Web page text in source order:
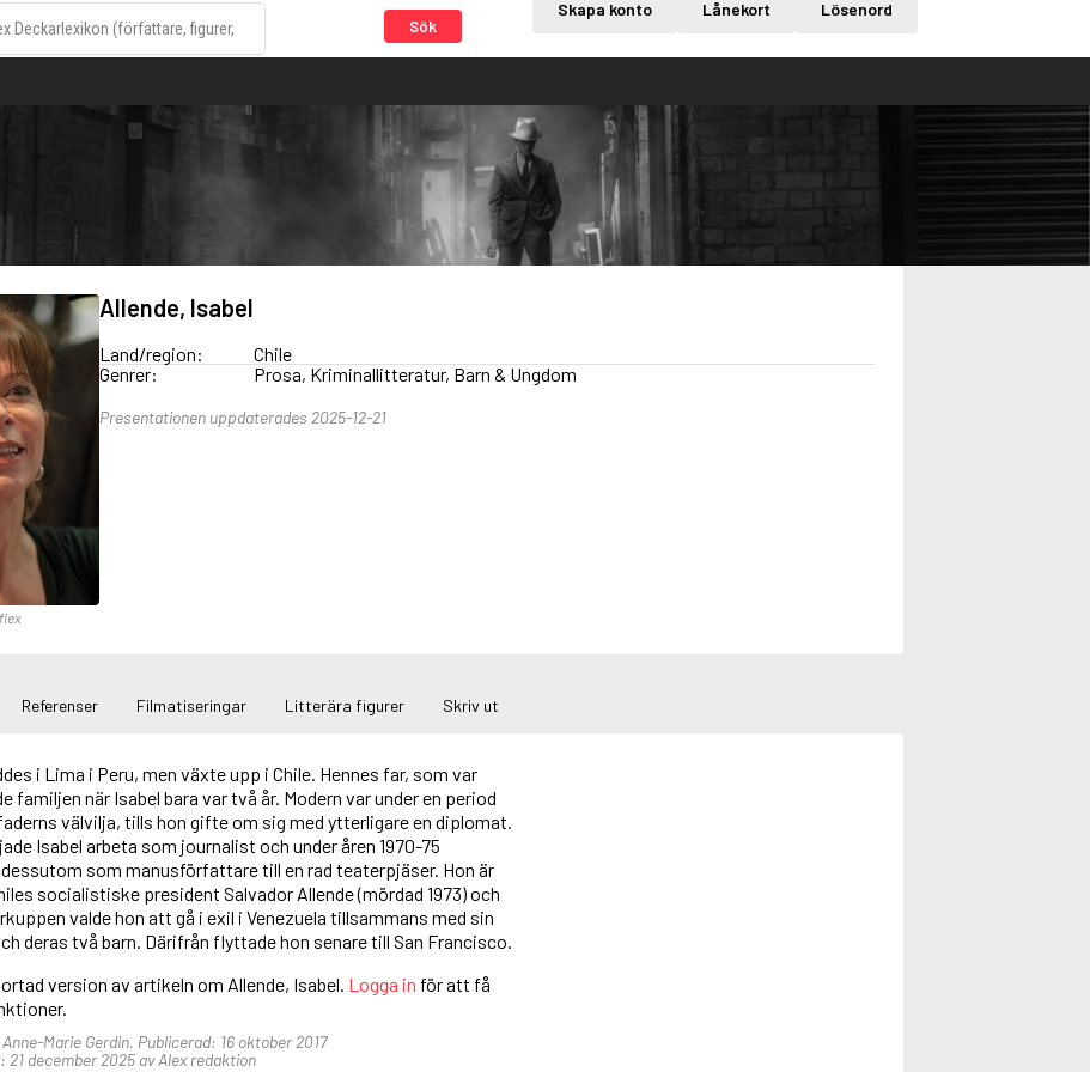
Sök
Skapa konto Lånekort Lösenord
Allende, Isabel
Land/region:
Chile
Genrer:
Prosa, Kriminallitteratur, Barn & Ungdom
Presentationen uppdaterades 2025-12-21
Referenser Filmatiseringar Litterära figurer Skriv ut
i Lima i Peru, men växte upp i Chile. Hennes far, som var
familjen när Isabel bara var två år. Modern var under en period
välvilja, tills hon gifte om sig med ytterligare en diplomat.
Isabel arbeta som journalist och under åren 1970-75
som manusförfattare till en rad teaterpjäser. Hon är
socialistiske president Salvador Allende (mördad 1973) och
valde hon att gå i exil i Venezuela tillsammans med sin
deras två barn. Därifrån flyttade hon senare till San Francisco.
version av artikeln om Allende, Isabel. Logga in för att få
Marie Gerdin. Publicerad: 16 oktober 2017
december 2025 av Alex redaktion